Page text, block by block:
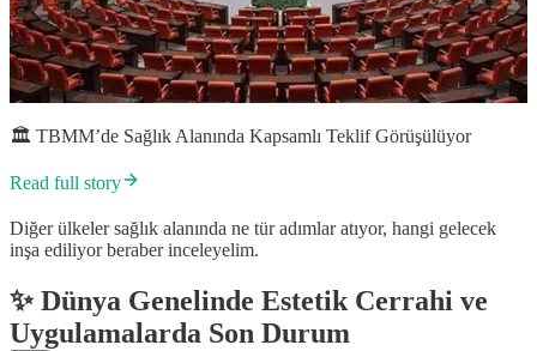
🏛 TBMM’de Sağlık Alanında Kapsamlı Teklif Görüşülüyor
Read full story
Diğer ülkeler sağlık alanında ne tür adımlar atıyor, hangi gelecek
inşa ediliyor beraber inceleyelim.
✨ Dünya Genelinde Estetik Cerrahi ve
Uygulamalarda Son Durum